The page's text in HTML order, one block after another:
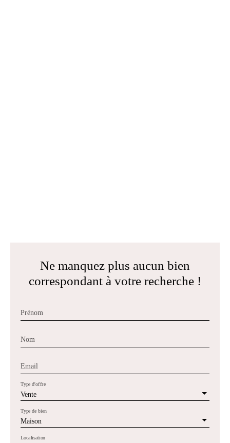
Ne manquez plus aucun bien
correspondant à votre recherche !
Prénom
Nom
Email
Vente
Type d'offre
Maison
Type de bien
Localisation